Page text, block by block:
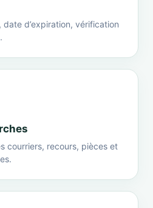
d’expiration, vérification
courriers, recours, pièces et